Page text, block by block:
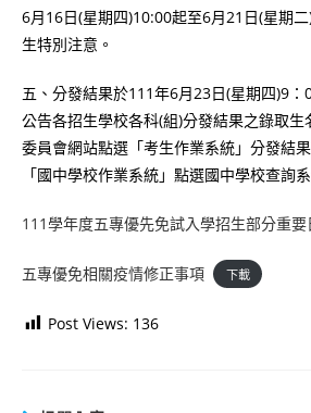
6月16日(星期四)10:00起至6月21日(星期
生特別注意。
五、分發結果於111年6月23日(星期四)9
公告各招生學校各科(組)分發結果之錄取
委員會網站點選「考生作業系統」分發結
「國中學校作業系統」點選國中學校查詢
111學年度五專優先免試入學招生部分重要
五專優免相關疫情修正事項 下載
Post Views: 136